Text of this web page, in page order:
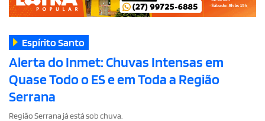
Espírito Santo
Alerta do Inmet: Chuvas Intensas em
Quase Todo o ES e em Toda a Região
Serrana
Região Serrana já está sob chuva.